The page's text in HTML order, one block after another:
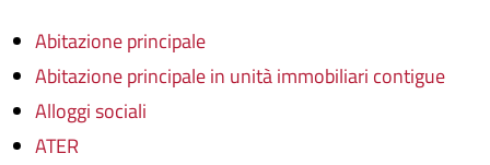
Facebook
su
Abitazione principale
Abitazione principale in unità immobiliari contigue
Alloggi sociali
ATER